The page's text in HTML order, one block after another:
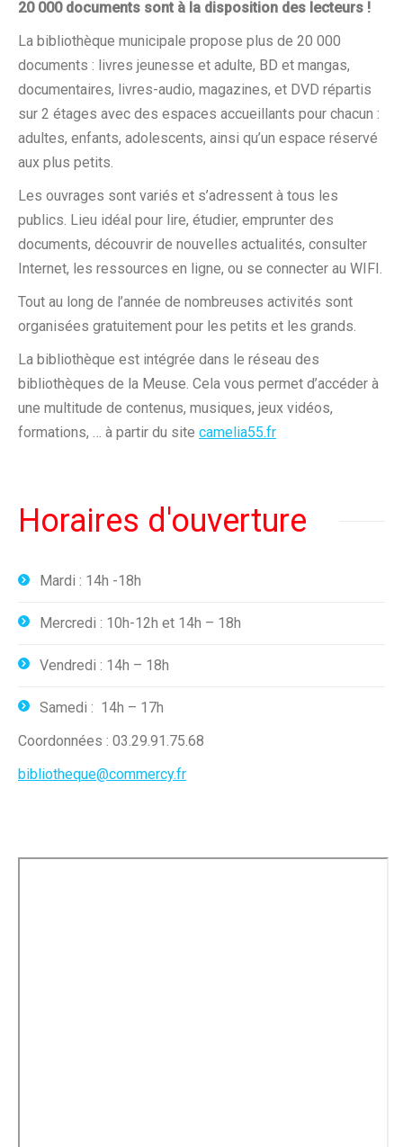
20 000 documents sont à la disposition des lecteurs !
La bibliothèque municipale propose plus de 20 000
documents : livres jeunesse et adulte, BD et mangas,
documentaires, livres-audio, magazines, et DVD répartis
sur 2 étages avec des espaces accueillants pour chacun :
adultes, enfants, adolescents, ainsi qu’un espace réservé
aux plus petits.
Les ouvrages sont variés et s’adressent à tous les
publics. Lieu idéal pour lire, étudier, emprunter des
documents, découvrir de nouvelles actualités, consulter
Internet, les ressources en ligne, ou se connecter au WIFI.
Tout au long de l’année de nombreuses activités sont
organisées gratuitement pour les petits et les grands.
La bibliothèque est intégrée dans le réseau des
bibliothèques de la Meuse. Cela vous permet d’accéder à
une multitude de contenus, musiques, jeux vidéos,
formations, … à partir du site camelia55.fr
Horaires d'ouverture
Mardi : 14h -18h
Mercredi : 10h-12h et 14h – 18h
Vendredi : 14h – 18h
Samedi : 14h – 17h
Coordonnées : 03.29.91.75.68
bibliotheque@commercy.fr